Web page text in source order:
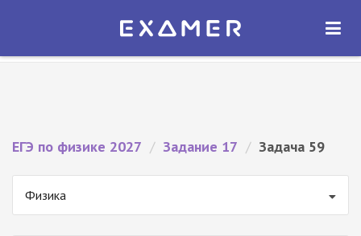
Экзамер — ЕГЭ 2027
ОТКРЫТЬ
ЕГЭ по физике 2027 / Задание 17 / Задача 59
Физика